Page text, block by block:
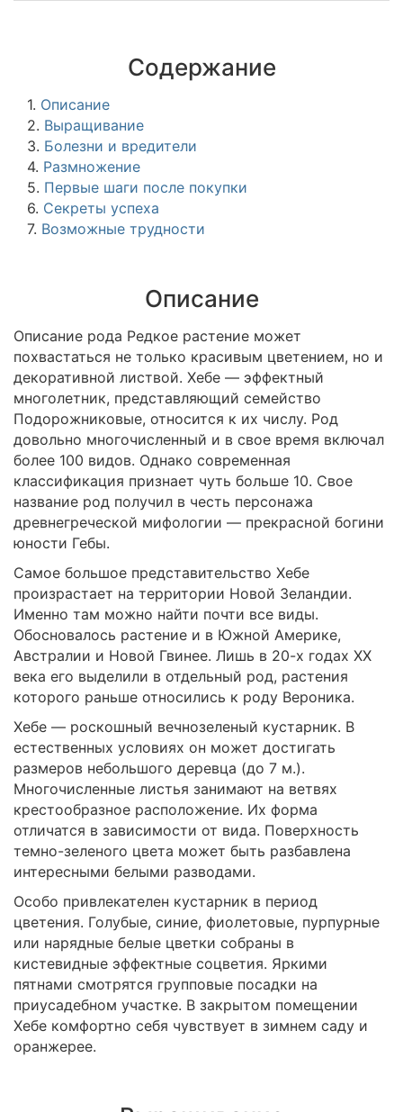
Содержание
1. Описание
2. Выращивание
3. Болезни и вредители
4. Размножение
5. Первые шаги после покупки
6. Секреты успеха
7. Возможные трудности
Описание
Описание рода Редкое растение может
похвастаться не только красивым цветением, но и
декоративной листвой. Хебе — эффектный
многолетник, представляющий семейство
Подорожниковые, относится к их числу. Род
довольно многочисленный и в свое время включал
более 100 видов. Однако современная
классификация признает чуть больше 10. Свое
название род получил в честь персонажа
древнегреческой мифологии — прекрасной богини
юности Гебы.
Самое большое представительство Хебе
произрастает на территории Новой Зеландии.
Именно там можно найти почти все виды.
Обосновалось растение и в Южной Америке,
Австралии и Новой Гвинее. Лишь в 20-х годах XX
века его выделили в отдельный род, растения
которого раньше относились к роду Вероника.
Хебе — роскошный вечнозеленый кустарник. В
естественных условиях он может достигать
размеров небольшого деревца (до 7 м.).
Многочисленные листья занимают на ветвях
крестообразное расположение. Их форма
отличатся в зависимости от вида. Поверхность
темно-зеленого цвета может быть разбавлена
интересными белыми разводами.
Особо привлекателен кустарник в период
цветения. Голубые, синие, фиолетовые, пурпурные
или нарядные белые цветки собраны в
кистевидные эффектные соцветия. Яркими
пятнами смотрятся групповые посадки на
приусадебном участке. В закрытом помещении
Хебе комфортно себя чувствует в зимнем саду и
оранжерее.